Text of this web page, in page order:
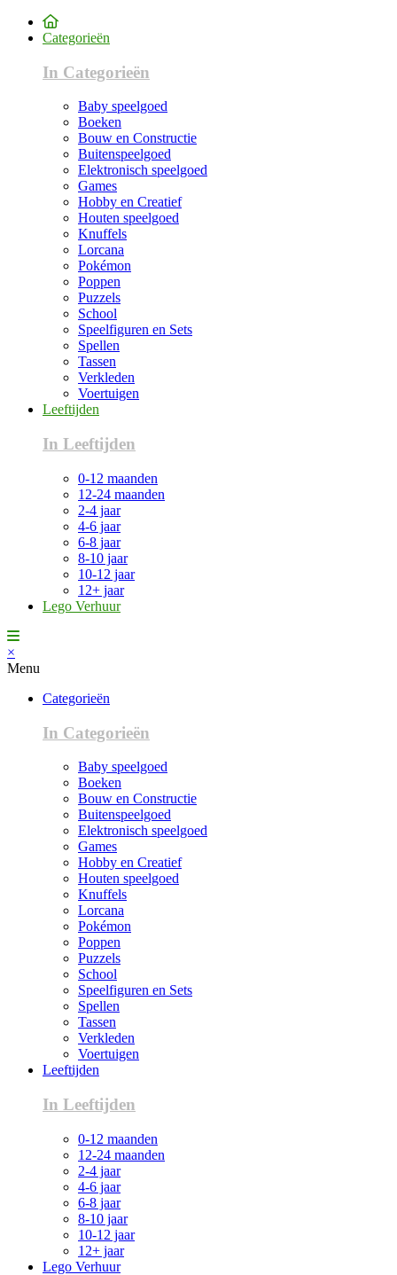
Categorieën
In Categorieën
Baby speelgoed
Boeken
Bouw en Constructie
Buitenspeelgoed
Elektronisch speelgoed
Games
Hobby en Creatief
Houten speelgoed
Knuffels
Lorcana
Pokémon
Poppen
Puzzels
School
Speelfiguren en Sets
Spellen
Tassen
Verkleden
Voertuigen
Leeftijden
In Leeftijden
0-12 maanden
12-24 maanden
2-4 jaar
4-6 jaar
6-8 jaar
8-10 jaar
10-12 jaar
12+ jaar
Lego Verhuur
×
Menu
Categorieën
In Categorieën
Baby speelgoed
Boeken
Bouw en Constructie
Buitenspeelgoed
Elektronisch speelgoed
Games
Hobby en Creatief
Houten speelgoed
Knuffels
Lorcana
Pokémon
Poppen
Puzzels
School
Speelfiguren en Sets
Spellen
Tassen
Verkleden
Voertuigen
Leeftijden
In Leeftijden
0-12 maanden
12-24 maanden
2-4 jaar
4-6 jaar
6-8 jaar
8-10 jaar
10-12 jaar
12+ jaar
Lego Verhuur